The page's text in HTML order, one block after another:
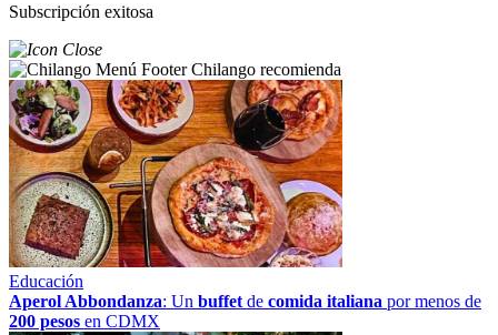
Subscripción exitosa
Chilango recomienda
Educación
Aperol Abbondanza: Un buffet de comida italiana por menos de
200 pesos en CDMX